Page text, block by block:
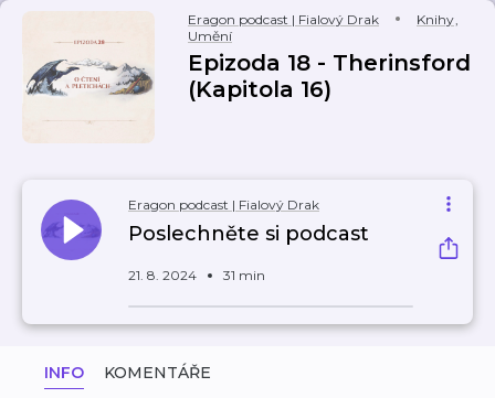
Eragon podcast | Fialový Drak Knihy,
Umění
Epizoda 18 - Therinsford
(Kapitola 16)
Eragon podcast | Fialový Drak
Poslechněte si podcast
21. 8. 2024 31 min
INFO KOMENTÁŘE